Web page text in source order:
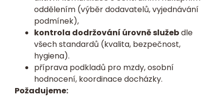
oddělením (výběr dodavatelů, vyjednávání
podmínek),
kontrola dodržování úrovně služebdle
všech standardů (kvalita, bezpečnost,
hygiena).
příprava podkladů pro mzdy, osobní
hodnocení, koordinace docházky.
Požadujeme: